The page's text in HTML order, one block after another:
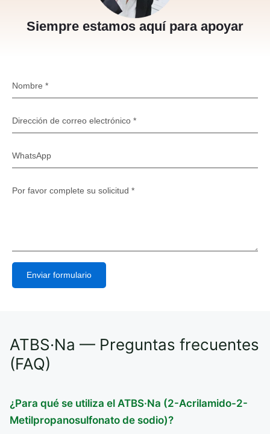
Siempre estamos aquí para apoyar
Enviar formulario
ATBS·Na — Preguntas frecuentes
(FAQ)
¿Para qué se utiliza el ATBS·Na (2-Acrilamido-2-
Metilpropanosulfonato de sodio)?